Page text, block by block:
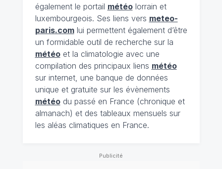
également le portail météolorrain et
luxembourgeois. Ses liens vers meteo-
paris.comlui permettent également d’être
un formidable outil de recherche sur la
météoet la climatologie avec une
compilation des principaux liens météo
sur internet, une banque de données
unique et gratuite sur les évènements
météodu passé en France (chronique et
almanach) et des tableaux mensuels sur
les aléas climatiques en France.